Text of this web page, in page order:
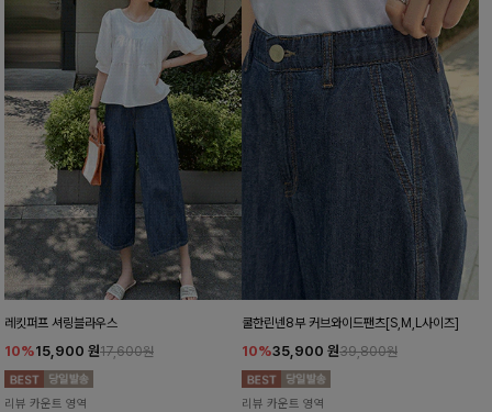
레킷퍼프 셔링블라우스
10%15,900 원17,600원
리뷰 카운트 영역
쿨한린넨8부 커브와이드팬츠[S,M,L사이즈]
10%35,900 원39,800원
리뷰 카운트 영역